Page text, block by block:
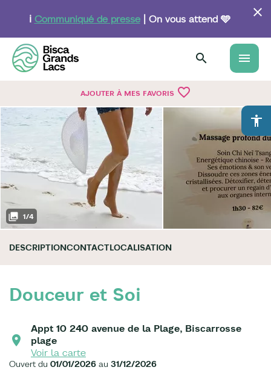
principal
ℹ️ Communiqué de presse| On vous attend 🩵
menu
AJOUTER À MES FAVORIS favorite_border
accessibility
1/4
DESCRIPTIONCONTACTLOCALISATION
Douceur et Soi
Appt 10 240 avenue de la Plage, Biscarrosse
plage
Voir la carte
Ouvert du 01/01/2026 au 31/12/2026